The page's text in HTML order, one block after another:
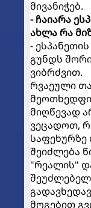
მივანიჭებ.
- ჩაიარა
ახლა რა
-
გუნდს
ვიბრძვით.
რვაეული
მიღწევად
ვეცადოთ,
შეიძლება
"რეალის"
მოგებით